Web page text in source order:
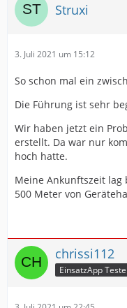
Struxi
3. Juli 2021 um 15:12
So schon mal ein
Die Führung ist sehr
Wir haben jetzt ein
erstellt. Da war nur
hoch hatte.
Meine Ankunftszeit
500 Meter von
chrissi112
EinsatzApp